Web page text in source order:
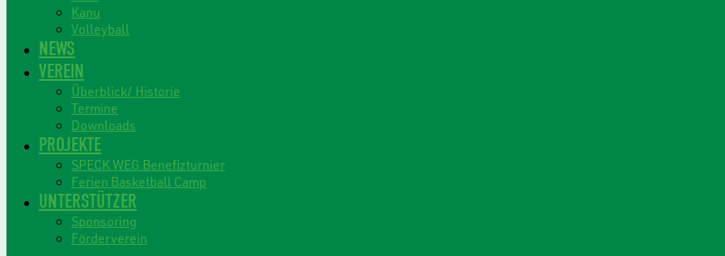
Kanu
Volleyball
NEWS
VEREIN
Überblick/ Historie
Termine
Downloads
PROJEKTE
SPECK WEG Benefizturnier
Ferien Basketball Camp
UNTERSTÜTZER
Sponsoring
Förderverein